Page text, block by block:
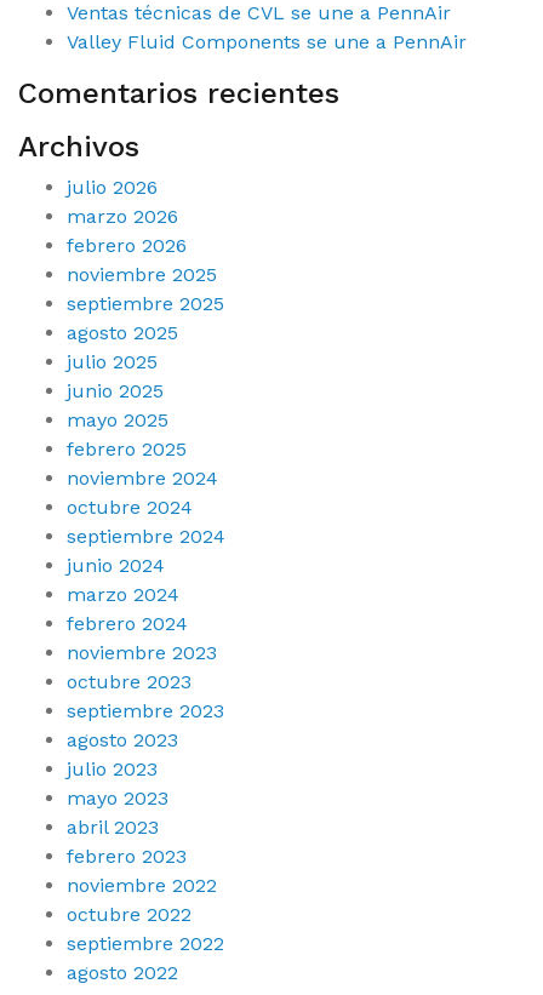
Ventas técnicas de CVL se une a PennAir
Valley Fluid Components se une a PennAir
Comentarios recientes
Archivos
julio 2026
marzo 2026
febrero 2026
noviembre 2025
septiembre 2025
agosto 2025
julio 2025
junio 2025
mayo 2025
febrero 2025
noviembre 2024
octubre 2024
septiembre 2024
junio 2024
marzo 2024
febrero 2024
noviembre 2023
octubre 2023
septiembre 2023
agosto 2023
julio 2023
mayo 2023
abril 2023
febrero 2023
noviembre 2022
octubre 2022
septiembre 2022
agosto 2022